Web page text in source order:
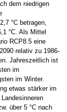
dem niedrigen
°C betragen,
°C. Als Mittel
RCP8.5 eine
relativ zu 1986-
Jahreszeitlich ist
im
im Winter.
etwas stärker im
über 5 °C nach